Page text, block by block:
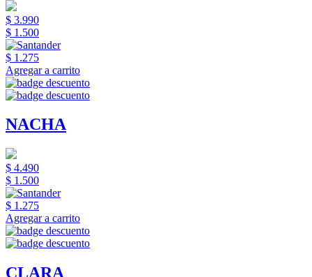
$ 3.990
$ 1.500
$ 1.275
Agregar a carrito
NACHA
$ 4.490
$ 1.500
$ 1.275
Agregar a carrito
CLARA